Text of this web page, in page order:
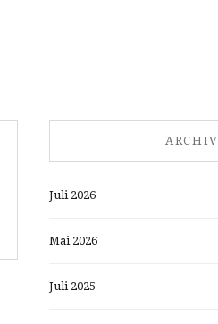
ARCHIV
Juli 2026
Mai 2026
Juli 2025